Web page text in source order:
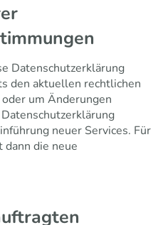
Datenschutzerklärung
den aktuellen rechtlichen
um Änderungen
neuer Services. Für
die neue